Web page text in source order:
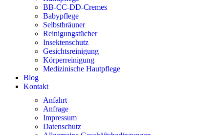
BB-CC-DD-Cremes
Babypflege
Selbstbräuner
Reinigungstücher
Insektenschutz
Gesichtsreinigung
Körperreinigung
Medizinische Hautpflege
Blog
Kontakt
Anfahrt
Anfrage
Impressum
Datenschutz